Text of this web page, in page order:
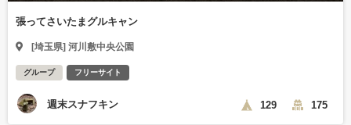
張ってさいたまグルキャン
[埼玉県] 河川敷中央公園
グループ フリーサイト
週末スナフキン 129 175